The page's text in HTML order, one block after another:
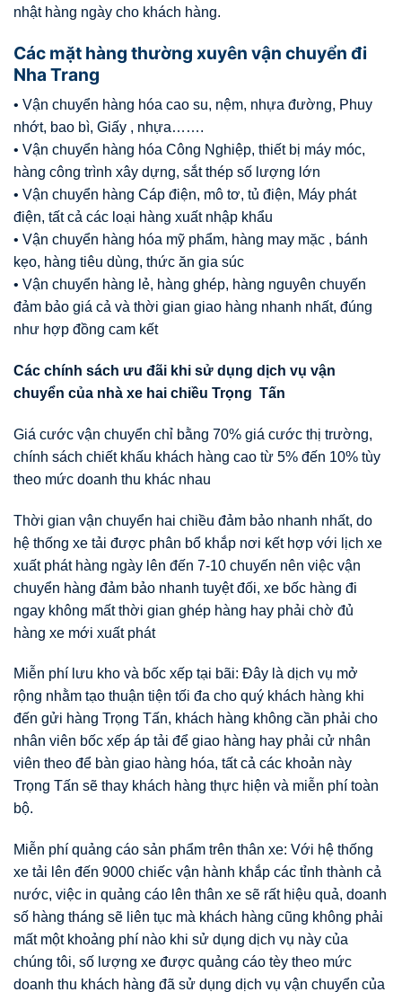
nhật hàng ngày cho khách hàng.
Các mặt hàng thường xuyên vận chuyển đi
Nha Trang
• Vận chuyển hàng hóa cao su, nệm, nhựa đường, Phuy
nhớt, bao bì, Giấy , nhựa…….
• Vận chuyển hàng hóa Công Nghiệp, thiết bị máy móc,
hàng công trình xây dựng, sắt thép số lượng lớn
• Vận chuyển hàng Cáp điện, mô tơ, tủ điện, Máy phát
điện, tất cả các loại hàng xuất nhập khẩu
• Vận chuyển hàng hóa mỹ phẩm, hàng may mặc , bánh
kẹo, hàng tiêu dùng, thức ăn gia súc
• Vận chuyển hàng lẻ, hàng ghép, hàng nguyên chuyến
đảm bảo giá cả và thời gian giao hàng nhanh nhất, đúng
như hợp đồng cam kết
Các chính sách ưu đãi khi sử d ụng d ịch vụ vận
chuyển của nhà xe hai chiều Trọng Tấn
Giá cước vận chuyển chỉ bằng 70% giá cước thị trường,
chính sách chiết khấu khách hàng cao từ 5% đến 10% tùy
theo mức doanh thu khác nhau
Thời gian vận chuyển hai chiều đảm bảo nhanh nhất, do
hệ thống xe tải được phân bổ khắp nơi kết hợp với lịch xe
xuất phát hàng ngày lên đến 7-10 chuyến nên việc vận
chuyển hàng đảm bảo nhanh tuyệt đối, xe bốc hàng đi
ngay không mất thời gian ghép hàng hay phải chờ đủ
hàng xe mới xuất phát
Miễn phí lưu kho và bốc xếp tại bãi: Đây là dịch vụ mở
rộng nhằm tạo thuận tiện tối đa cho quý khách hàng khi
đến gửi hàng Trọng Tấn, khách hàng không cần phải cho
nhân viên bốc xếp áp tải để giao hàng hay phải cử nhân
viên theo để bàn giao hàng hóa, tất cả các khoản này
Trọng Tấn sẽ thay khách hàng thực hiện và miễn phí toàn
bộ.
Miễn phí quảng cáo sản phẩm trên thân xe: Với hệ thống
xe tải lên đến 9000 chiếc vận hành khắp các tỉnh thành cả
nước, việc in quảng cáo lên thân xe sẽ rất hiệu quả, doanh
số hàng tháng sẽ liên tục mà khách hàng cũng không phải
mất một khoảng phí nào khi sử dụng dịch vụ này của
chúng tôi, số lượng xe được quảng cáo tèy theo mức
doanh thu khách hàng đã sử dụng dịch vụ vận chuyển của